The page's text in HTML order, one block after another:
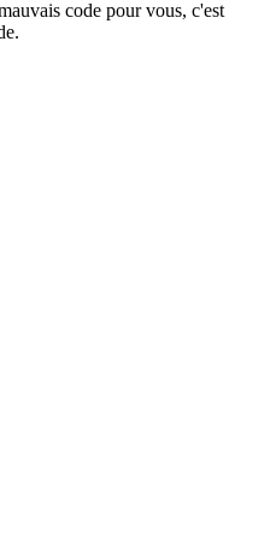
code pour vous, c'est